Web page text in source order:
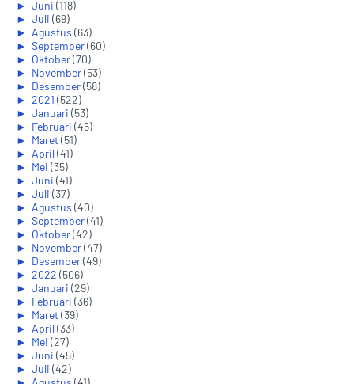
► Juni (118)
► Juli (69)
► Agustus (63)
► September(60)
► Oktober(70)
► November(53)
► Desember(58)
► 2021 (522)
► Januari (53)
► Februari (45)
► Maret(51)
► April(41)
► Mei (35)
► Juni (41)
► Juli (37)
► Agustus (40)
► September(41)
► Oktober(42)
► November(47)
► Desember(49)
► 2022 (506)
► Januari (29)
► Februari (36)
► Maret(39)
► April(33)
► Mei (27)
► Juni (45)
► Juli (42)